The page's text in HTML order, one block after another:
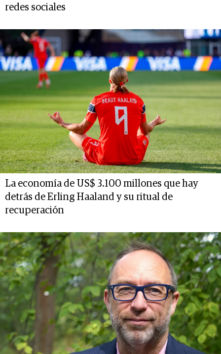
redes sociales
La economía de US$ 3.100 millones que hay
detrás de Erling Haaland y su ritual de
recuperación